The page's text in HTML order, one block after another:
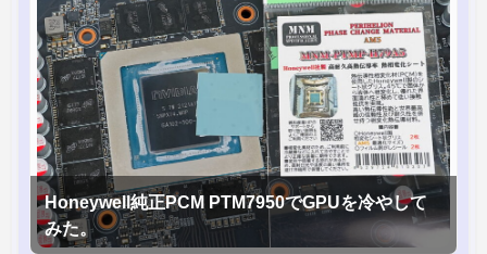
Honeywell純正PCM PTM7950でGPUを冷やして
みた。